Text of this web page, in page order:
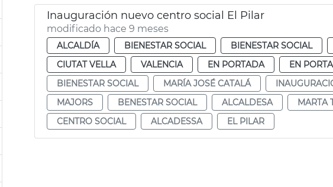
Inauguración nuevo centro social El Pilar
modificado hace 9 meses
ALCALDÍA BIENESTAR SOCIAL BIENESTAR SOCIAL
CIUTAT VELLA
VALENCIA EN PORTADA EN
BIENESTAR SOCIAL
MARÍA JOSÉ CATALÁ
MAJORS
BENESTAR SOCIAL ALCALDESA MARTA
CENTRO SOCIAL
ALCADESSA EL PILAR